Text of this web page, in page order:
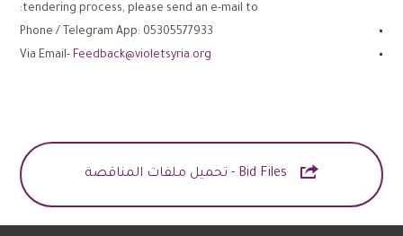
tendering process, please send an e-mail to:
Phone / Telegram App: 05305577933
Via Email- Feedback@violetsyria.org
 Bid Files - تحميل ملفات المناقصة